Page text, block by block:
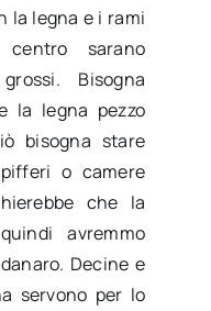
la legna e i rami
sarano
Bisogna
la legna pezzo
bisogna stare
o camere
che la
avremmo
Decine e
servono per lo